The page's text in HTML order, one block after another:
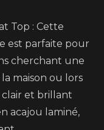
Top : Cette
est parfaite pour
cherchant une
maison ou lors
clair et brillant
acajou laminé,